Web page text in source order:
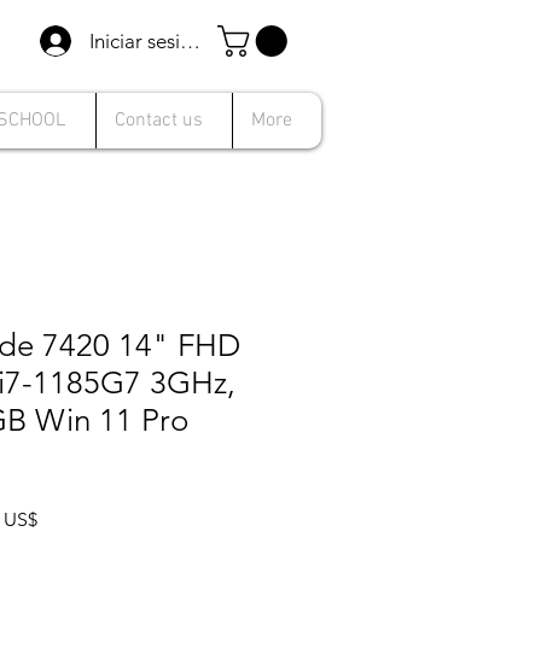
Iniciar sesión
Contact us More
7420 14" FHD
1185G7 3GHz,
Win 11 Pro
Precio